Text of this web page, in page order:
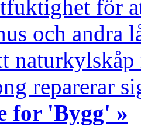
för
och andra
reparerar
for 'Bygg' »